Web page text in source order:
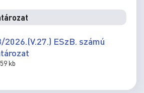
2026.(V.27.) ESzB. számú
kb